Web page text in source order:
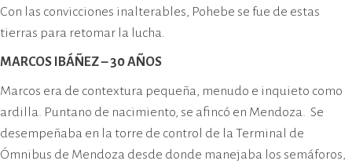
Con las convicciones inalterables, Pohebe se fue de estas
tierras para retomar la lucha.
MARCOS IBÁÑEZ – 30 AÑOS
Marcos era de contextura pequeña, menudo e inquieto como
ardilla. Puntano de nacimiento, se afincó en Mendoza. Se
desempeñaba en la torre de control de la Terminal de
Ómnibus de Mendoza desde donde manejaba los semáforos,